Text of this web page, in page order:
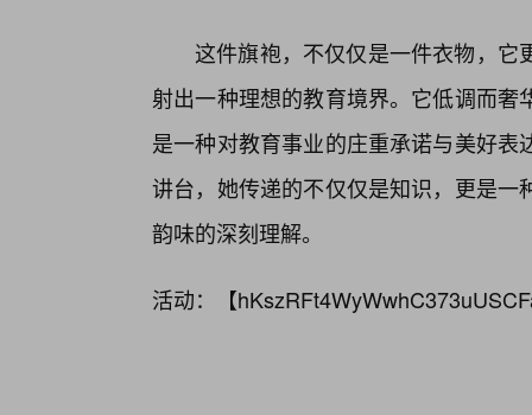
这件旗袍，不仅仅是一件衣物，
射出一种理想的教育境界。它低调而
是一种对教育事业的庄重承诺与美好
讲台，她传递的不仅仅是知识，更是
韵味的深刻理解。
活动：【